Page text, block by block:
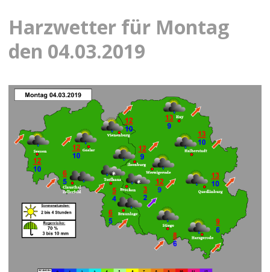
Harzwetter für Montag
den 04.03.2019